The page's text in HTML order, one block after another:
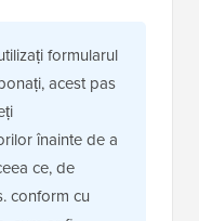
formularul
acest pas
înainte de a
ce, de
conform cu